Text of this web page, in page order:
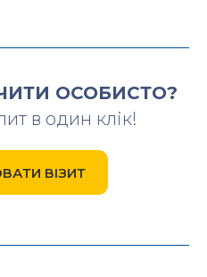
ОСОБИСТО?
в один клік!
ВІЗИТ